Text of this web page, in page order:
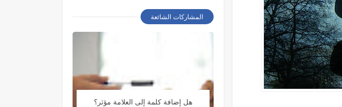
المشاركات الشائعة
هل إضافة كلمة إلى العلامة مؤثر؟